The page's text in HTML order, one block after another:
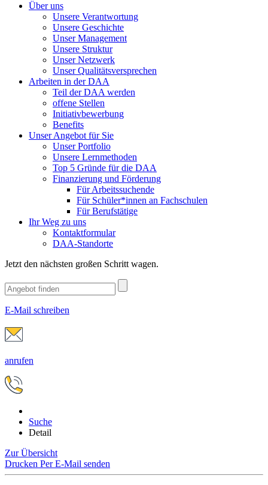
Über uns
Unsere Verantwortung
Unsere Geschichte
Unser Management
Unsere Struktur
Unser Netzwerk
Unser Qualitätsversprechen
Arbeiten in der DAA
Teil der DAA werden
offene Stellen
Initiativbewerbung
Benefits
Unser Angebot für Sie
Unser Portfolio
Unsere Lernmethoden
Top 5 Gründe für die DAA
Finanzierung und Förderung
Für Arbeitssuchende
Für Schüler*innen an Fachschulen
Für Berufstätige
Ihr Weg zu uns
Kontaktformular
DAA-Standorte
Jetzt den nächsten großen Schritt wagen.
E-Mail schreiben
anrufen
Suche
Detail
Zur Übersicht
Drucken Per E-Mail senden